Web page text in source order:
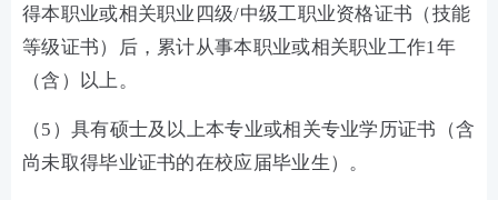
得本职业或相关职业四级/中级工职业资格证书（技能
等级证书）后，累计从事本职业或相关职业工作1年
（含）以上。
（5）具有硕士及以上本专业或相关专业学历证书（含
尚未取得毕业证书的在校应届毕业生）。